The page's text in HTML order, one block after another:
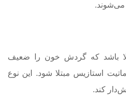
می‌شوند.
باشد که گردش خون را ضعیف
استازیس مبتلا شود. این نوع
کند.